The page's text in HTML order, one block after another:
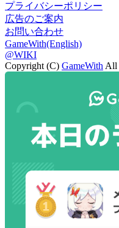
プライバシーポリシー
広告のご案内
お問い合わせ
GameWith(English)
@WIKI
Copyright (C) GameWith All